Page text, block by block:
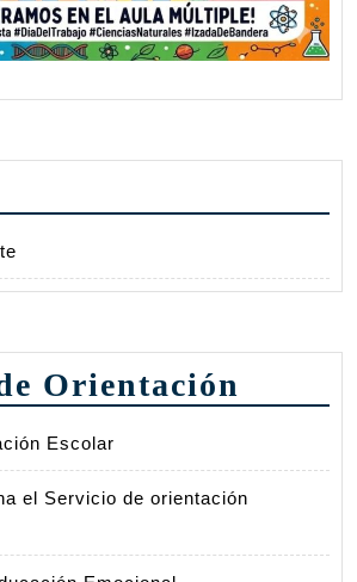
Orientación
Escolar
el Servicio de orientación